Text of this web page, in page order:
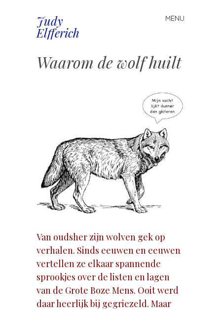
Judy
Elfferich
MENU
Spring
naar
Waarom de wolf huilt
Van oudsher zijn wolven gek op
verhalen. Sinds eeuwen en eeuwen
vertellen ze elkaar spannende
sprookjes over de listen en lagen
van de Grote Boze Mens. Ooit werd
daar heerlijk bij gegriezeld. Maar